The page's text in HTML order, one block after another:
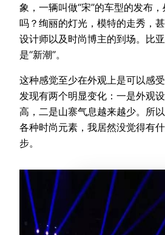
象，一辆叫做“宋”的车型的发布
吗？绚丽的灯光，模特的走秀，
设计师以及时尚博主的到场。比
是“新潮”。
这种感觉至少在外观上是可以感
发现有两个明显变化：一是外观
高，二是山寨气息越来越少。所
各种时尚元素，我居然没觉得有
步。